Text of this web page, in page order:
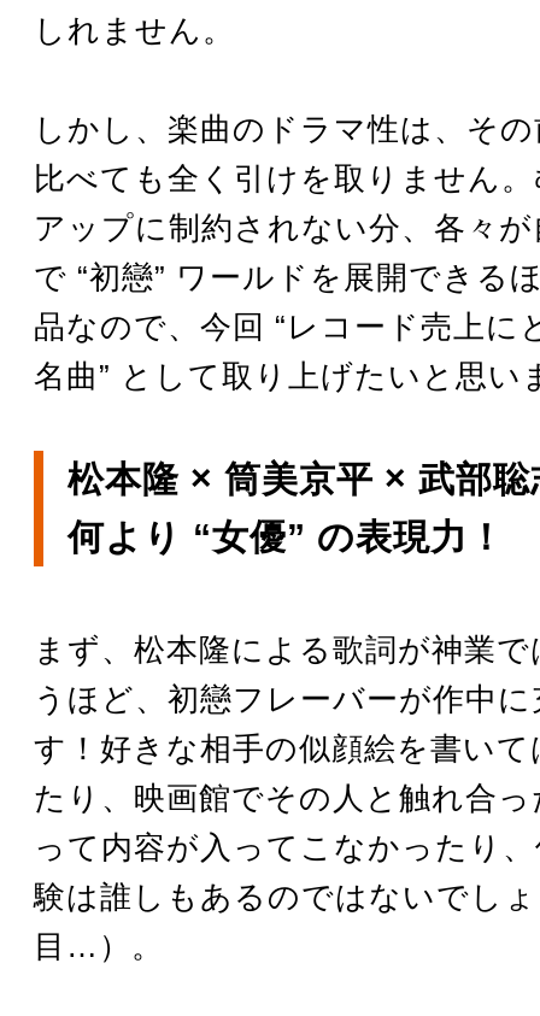
しれません。
しかし、楽曲のドラマ性は、そ
比べても全く引けを取りません
アップに制約されない分、各々
で “初戀” ワールドを展開できる
品なので、今回 “レコード売上に
名曲” として取り上げたいと思い
松本隆 × 筒美京平 × 武部
何より “女優” の表現力！
まず、松本隆による歌詞が神業
うほど、初戀フレーバーが作中
す！好きな相手の似顔絵を書い
たり、映画館でその人と触れ合
って内容が入ってこなかったり
験は誰しもあるのではないでし
目…）。